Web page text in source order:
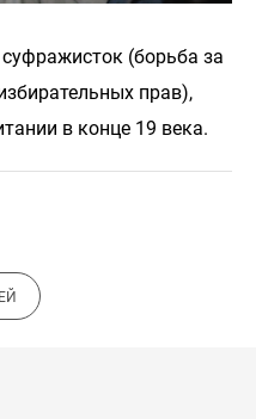
(борьба за
прав),
в конце 19 века.